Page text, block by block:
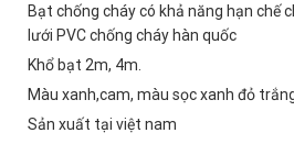
Bạt chống cháy có khả năng hạn chế
lưới PVC chống cháy hàn quốc
Khổ bạt 2m, 4m.
Màu xanh,cam, màu sọc xanh đỏ
Sản xuất tại việt nam